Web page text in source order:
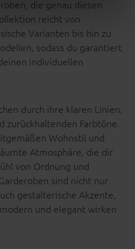
die genau diesen
reicht von
Varianten bis hin zu
sodass du garantiert
individuellen
durch ihre klaren Linien,
zurückhaltenden Farbtöne.
Wohnstil und
Atmosphäre, die dir
von Ordnung und
sind nicht nur
gestalterische Akzente,
und elegant wirken